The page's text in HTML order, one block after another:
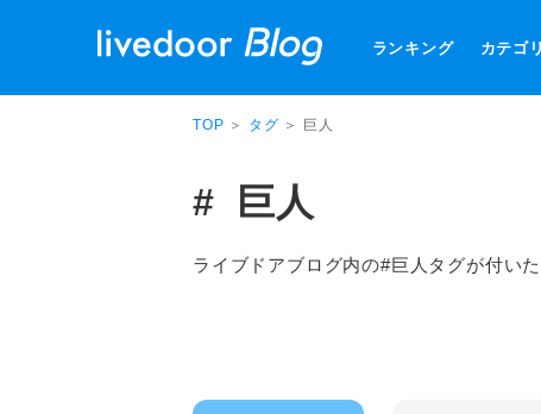
ランキング カテゴリ
TOP ＞ タグ ＞ 巨人
巨人
ライブドアブログ内の#巨人タグが付い